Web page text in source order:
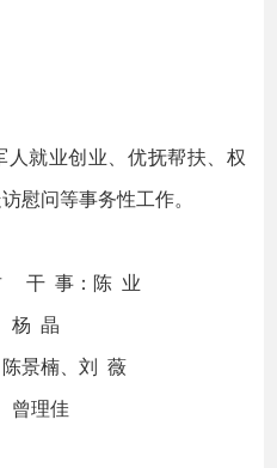
就业创业、优抚帮扶、权
慰问等事务性工作。
干 事：陈 业
杨 晶
景楠、刘 薇
曾理佳